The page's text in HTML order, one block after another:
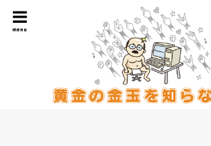
menu